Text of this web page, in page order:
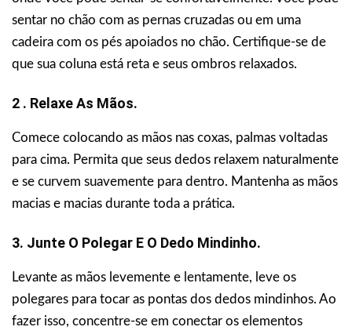
sentar no chão com as pernas cruzadas ou em uma
cadeira com os pés apoiados no chão. Certifique-se de
que sua coluna está reta e seus ombros relaxados.
2 . Relaxe As Mãos.
Comece colocando as mãos nas coxas, palmas voltadas
para cima. Permita que seus dedos relaxem naturalmente
e se curvem suavemente para dentro. Mantenha as mãos
macias e macias durante toda a prática.
3. Junte O Polegar E O Dedo Mindinho.
Levante as mãos levemente e lentamente, leve os
polegares para tocar as pontas dos dedos mindinhos. Ao
fazer isso, concentre-se em conectar os elementos